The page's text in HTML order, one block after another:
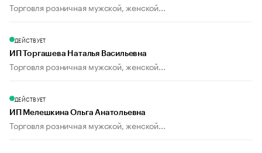
Торговля розничная мужской, женской...
ДЕЙСТВУЕТ
ИП Торгашева Наталья Васильевна
Торговля розничная мужской, женской...
ДЕЙСТВУЕТ
ИП Мелешкина Ольга Анатольевна
Торговля розничная мужской, женской...